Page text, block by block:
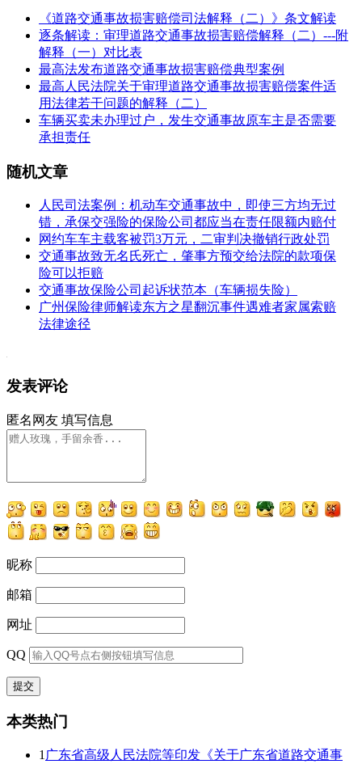
《道路交通事故损害赔偿司法解释（二）》条文解读
逐条解读：审理道路交通事故损害赔偿解释（二）---附
解释（一）对比表
最高法发布道路交通事故损害赔偿典型案例
最高人民法院关于审理道路交通事故损害赔偿案件适
用法律若干问题的解释（二）
车辆买卖未办理过户，发生交通事故原车主是否需要
承担责任
随机文章
人民司法案例：机动车交通事故中，即使三方均无过
错，承保交强险的保险公司都应当在责任限额内赔付
网约车车主载客被罚3万元，二审判决撤销行政处罚
交通事故致无名氏死亡，肇事方预交给法院的款项保
险可以拒赔
交通事故保险公司起诉状范本（车辆损失险）
广州保险律师解读东方之星翻沉事件遇难者家属索赔
法律途径
发表评论
匿名网友 填写信息
昵称
邮箱
网址
QQ
本类热门
1 广东省高级人民法院等印发《关于广东省道路交通事